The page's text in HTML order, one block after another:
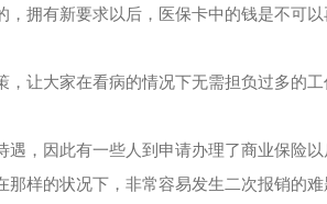
拥有新要求以后，医保卡中的钱是不可
让大家在看病的情况下无需担负过多的
，因此有一些人到申请办理了商业保险
样的状况下，非常容易发生二次报销的难